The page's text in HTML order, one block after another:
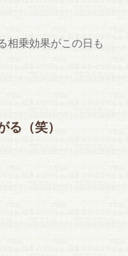
相乗効果がこの日も
る（笑）